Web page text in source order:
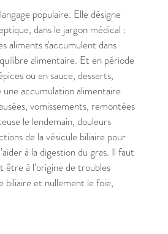
populaire. Elle désigne
dans le jargon médical :
aliments s'accumulent dans
alimentaire. Et en période
ou en sauce, desserts,
une accumulation alimentaire
vomissements, remontées
le lendemain, douleurs
de la vésicule biliaire pour
à la digestion du gras. Il faut
à l’origine de troubles
biliaire et nullement le foie,